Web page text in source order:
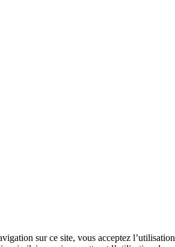
sur ce site, vous acceptez l’utilisation